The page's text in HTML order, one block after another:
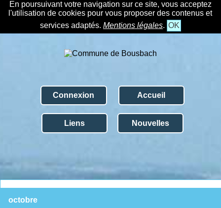
En poursuivant votre navigation sur ce site, vous acceptez
l'utilisation de cookies pour vous proposer des contenus et
services adaptés. Mentions légales. OK
Connexion Accueil
Liens Nouvelles
octobre